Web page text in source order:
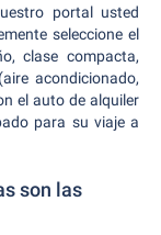
portal usted
seleccione el
clase compacta,
acondicionado,
el auto de alquiler
para su viaje a
son las